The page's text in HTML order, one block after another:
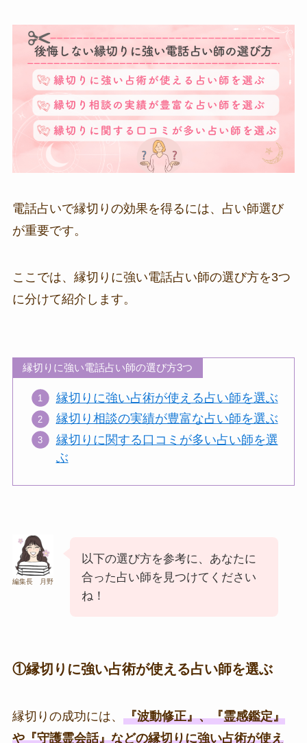
電話占いで縁切りの効果を得るには、占い師選び
が重要です。
ここでは、縁切りに強い電話占い師の選び方を3つ
に分けて紹介します。
縁切りに強い電話占い師の選び方3つ
縁切りに強い占術が使える占い師を選ぶ
縁切り相談の実績が豊富な占い師を選ぶ
縁切りに関する口コミが多い占い師を選
ぶ
編集長 月野
以下の選び方を参考に、あなたに
合った占い師を見つけてください
ね！
①縁切りに強い占術が使える占い師を選ぶ
縁切りの成功には、 『波動修正』、『霊感鑑定』
や『守護霊会話』などの縁切りに強い占術が使え